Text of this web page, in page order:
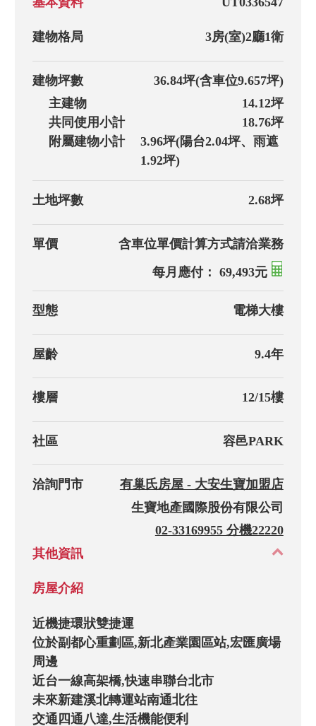
建物格局 3房(室)2廳1衛
建物坪數 36.84坪(含車位9.657坪)
主建物
14.12坪
共同使用小計
18.76坪
附屬建物小計
3.96坪(陽台2.04坪、雨遮
1.92坪)
土地坪數 2.68坪
單價 含車位單價計算方式請洽業務
每月應付： 69,493元
型態 電梯大樓
屋齡 9.4年
樓層 12/15樓
社區 容邑PARK
洽詢門市
有巢氏房屋 - 大安生寶加盟店
生寶地產國際股份有限公司
02-33169955 分機22220
其他資訊
房屋介紹
近機捷環狀雙捷運
位於副都心重劃區,新北產業園區站,宏匯廣場
周邊
近台一線高架橋,快速串聯台北市
未來新建溪北轉運站南通北往
交通四通八達,生活機能便利